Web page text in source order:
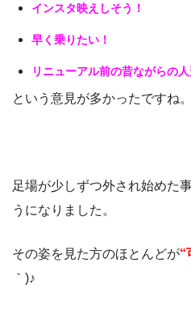
インスタ映えしそう！
早く乗りたい！
リニューアル前の昔ながらの
という意見が多かったですね。
足場が少しずつ外され始めた
うになりました。
その姿を見た方のほとんどが“
｀)♪